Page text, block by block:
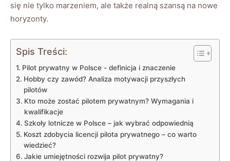
się ‌nie tylko marzeniem,⁣ ale także realną szansą ⁤na‍ nowe
horyzonty.
Spis Treści:
Pilot ⁢prywatny w Polsce -‍ definicja i ‌znaczenie
Hobby czy zawód? Analiza motywacji przyszłych⁢
pilotów
Kto ‍może zostać pilotem prywatnym?⁤ Wymagania​ i
kwalifikacje
Szkoły lotnicze w Polsce – jak wybrać odpowiednią
Koszt zdobycia licencji pilota prywatnego – ⁢co ‍warto
wiedzieć?
Jakie‍ umiejętności rozwija pilot prywatny?